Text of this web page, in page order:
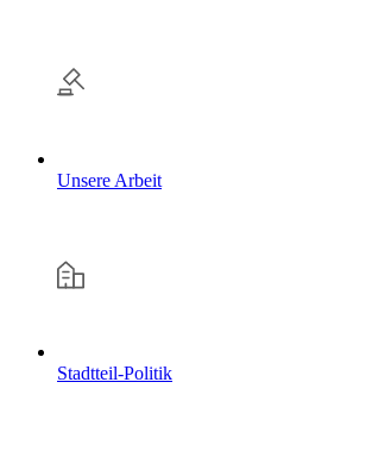
Unsere Arbeit
Stadtteil-Politik